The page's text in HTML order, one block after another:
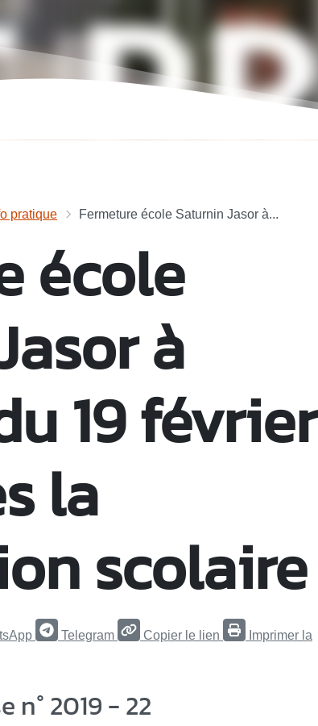
pratique Fermeture école Saturnin Jasor à...
école
à
19 février
la
scolaire
Telegram Copier le lien
Imprimer la
n° 2019 - 22